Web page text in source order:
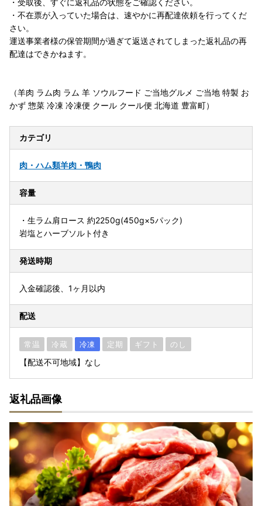
・受取後、すぐに返礼品の状態をご確認ください。
・不在票が入っていた場合は、速やかに再配達依頼を行ってくだ
さい。
運送事業者様の保管期間が過ぎて返送されてしまった返礼品の再
配達はできかねます。
（羊肉 ラム肉 ラム 羊 ソウルフード ご当地グルメ ご当地 特製 お
かず 惣菜 冷凍 冷凍便 クール クール便 北海道 豊富町）
カテゴリ
肉・ハム類羊肉・鴨肉
容量
・生ラム肩ロース 約2250g(450g×5パック)
岩塩とハーブソルト付き
発送時期
入金確認後、1ヶ月以内
配送
常温 冷蔵 冷凍 定期 ギフト のし
【配送不可地域】なし
返礼品画像